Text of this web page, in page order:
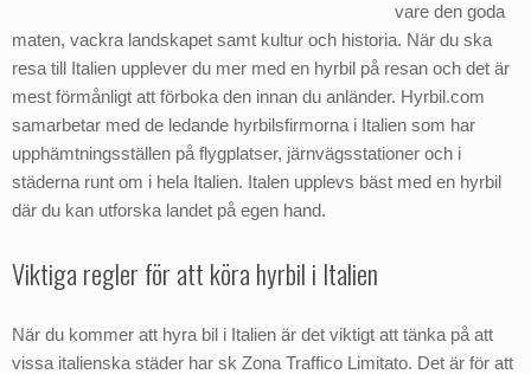
vare den goda
maten, vackra landskapet samt kultur och historia. När du ska
resa till Italien upplever du mer med en hyrbil på resan och det är
mest förmånligt att förboka den innan du anländer. Hyrbil.com
samarbetar med de ledande hyrbilsfirmorna i Italien som har
upphämtningsställen på flygplatser, järnvägsstationer och i
städerna runt om i hela Italien. Italen upplevs bäst med en hyrbil
där du kan utforska landet på egen hand.
Viktiga regler för att köra hyrbil i Italien
När du kommer att hyra bil i Italien är det viktigt att tänka på att
vissa italienska städer har sk Zona Traffico Limitato. Det är för att